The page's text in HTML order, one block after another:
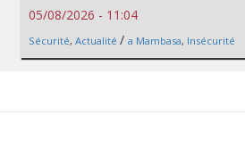
05/08/2026 - 11:04
Sécurité, Actualité / a Mambasa, Insécurité